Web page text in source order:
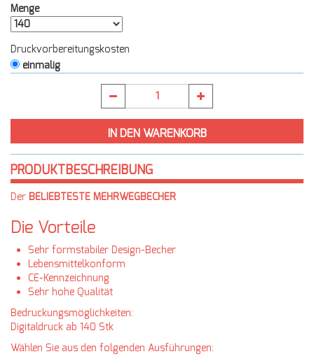
Menge
Druckvorbereitungskosten
einmalig
PRODUKTBESCHREIBUNG
Der BELIEBTESTE MEHRWEGBECHER
Die Vorteile
Sehr formstabiler Design-Becher
Lebensmittelkonform
CE-Kennzeichnung
Sehr hohe Qualität
Bedruckungsmöglichkeiten:
Digitaldruck ab 140 Stk
Wählen Sie aus den folgenden Ausführungen: